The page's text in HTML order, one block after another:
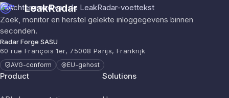
LeakRadar
Zoek, monitor en herstel gelekte inloggegevens binnen
seconden.
Radar Forge SASU
60 rue François 1er, 75008 Parijs, Frankrijk
AVG-conform EU-gehost
Product Solutions